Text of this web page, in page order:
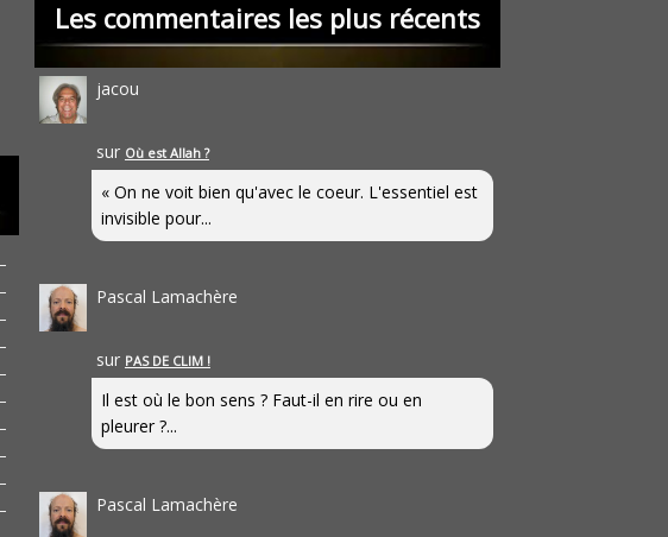
Les commentaires les plus récents
jacou
sur Où est Allah ?
« On ne voit bien qu'avec le coeur. L'essentiel est
invisible pour...
Pascal Lamachère
sur PAS DE CLIM !
Il est où le bon sens ? Faut-il en rire ou en
pleurer ?...
Pascal Lamachère